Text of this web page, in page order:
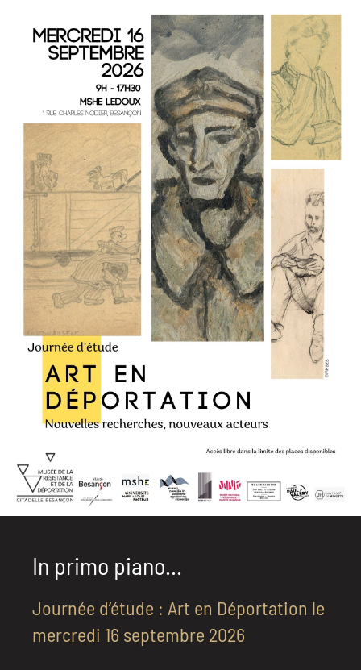
In primo piano...
Journée d’étude : Art en Déportation le
mercredi 16 septembre 2026